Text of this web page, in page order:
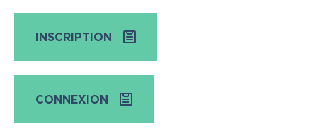
INSCRIPTION
CONNEXION